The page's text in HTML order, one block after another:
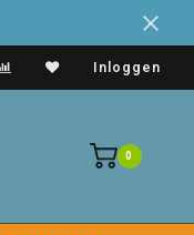
Inloggen
0